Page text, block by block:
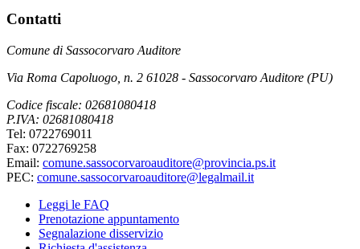
Contatti
Comune di Sassocorvaro Auditore
Via Roma Capoluogo, n. 2 61028 - Sassocorvaro Auditore (PU)
Codice fiscale: 02681080418
P.IVA: 02681080418
Tel: 0722769011
Fax: 0722769258
Email: comune.sassocorvaroauditore@provincia.ps.it
PEC: comune.sassocorvaroauditore@legalmail.it
Leggi le FAQ
Prenotazione appuntamento
Segnalazione disservizio